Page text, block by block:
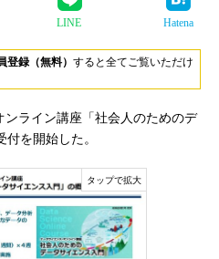
LINE Hatena
登録（無料） すると全てご覧いただけ
ライン講座「社会人のためのデ
を開始した。